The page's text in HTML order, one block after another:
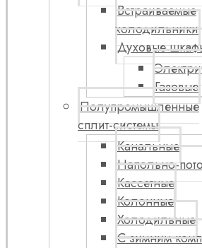
Встраиваемые
холодильники
Духовые
Газовые
Полупромышленные
сплит-системы
Канальные
Напольно-
Кассетные
Колонные
Холодильные
С зимним